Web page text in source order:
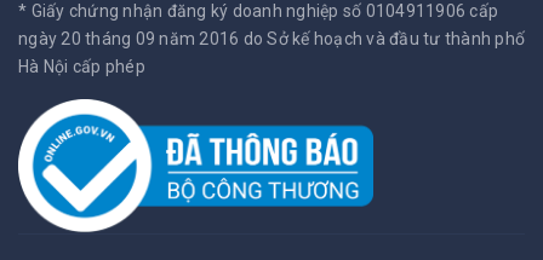
* Giấy chứng nhận đăng ký doanh nghiệp số 0104911906 cấp
ngày 20 tháng 09 năm 2016 do Sở kế hoạch và đầu tư thành phố
Hà Nội cấp phép